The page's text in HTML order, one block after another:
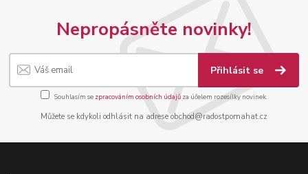
Nepropásněte novinky!
Přihlásit se
Souhlasím se zpracováním osobních údajů za účelem rozesílky novinek.
Můžete se kdykoli odhlásit na adrese obchod@radostpomahat.cz